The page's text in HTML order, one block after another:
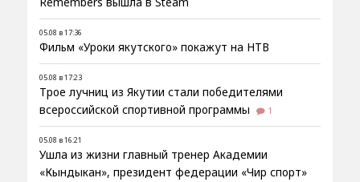
05.08 в 17:36
Фильм «Уроки якутского» покажут на НТВ
05.08 в 17:23
Трое лучниц из Якутии стали победителями
всероссийской спортивной программы
1
05.08 в 16:21
Ушла из жизни главный тренер Академии
«Кындыкан», президент федерации «Чир спорт»